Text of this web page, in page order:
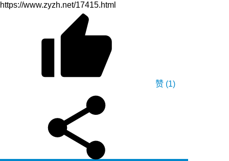
https://www.zyzh.net/17415.html
赞 (1)